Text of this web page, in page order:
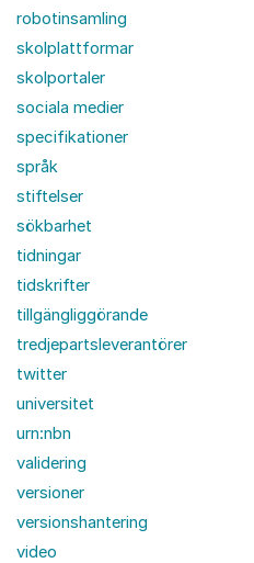
robotinsamling
skolplattformar
skolportaler
sociala medier
specifikationer
språk
stiftelser
sökbarhet
tidningar
tidskrifter
tillgängliggörande
tredjepartsleverantörer
twitter
universitet
urn:nbn
validering
versioner
versionshantering
video